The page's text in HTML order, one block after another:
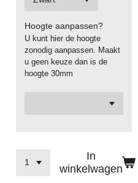
Hoogte aanpassen?
U kunt hier de hoogte
zonodig aanpassen. Maakt
u geen keuze dan is de
hoogte 30mm
In
winkelwagen